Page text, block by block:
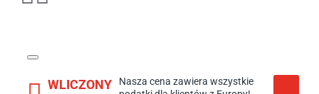
WLICZONY
Nasza cena zawiera wszystkie